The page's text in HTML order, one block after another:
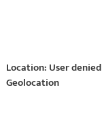
Location: User denied
Geolocation